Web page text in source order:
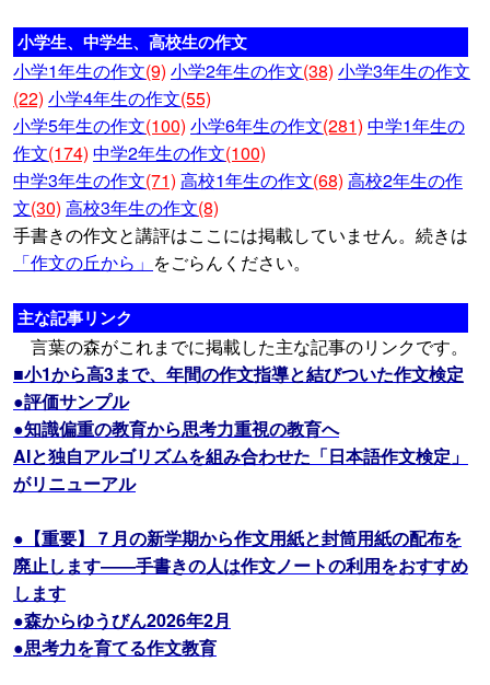
小学生、中学生、高校生の作文
小学1年生の作文(9) 小学2年生の作文(38) 小学3年生の作文
(22) 小学4年生の作文(55)
小学5年生の作文(100) 小学6年生の作文(281) 中学1年生の
作文(174) 中学2年生の作文(100)
中学3年生の作文(71) 高校1年生の作文(68) 高校2年生の作
文(30) 高校3年生の作文(8)
手書きの作文と講評はここには掲載していません。続きは
「作文の丘から」 をごらんください。
主な記事リンク
言葉の森がこれまでに掲載した主な記事のリンクです。
■小1から高3まで、年間の作文指導と結びついた作文検定
●評価サンプル
●知識偏重の教育から思考力重視の教育へ
AIと独自アルゴリズムを組み合わせた「日本語作文検定」
がリニューアル
●【重要】７月の新学期から作文用紙と封筒用紙の配布を
廃止します――手書きの人は作文ノートの利用をおすすめ
します
●森からゆうびん2026年2月
●思考力を育てる作文教育